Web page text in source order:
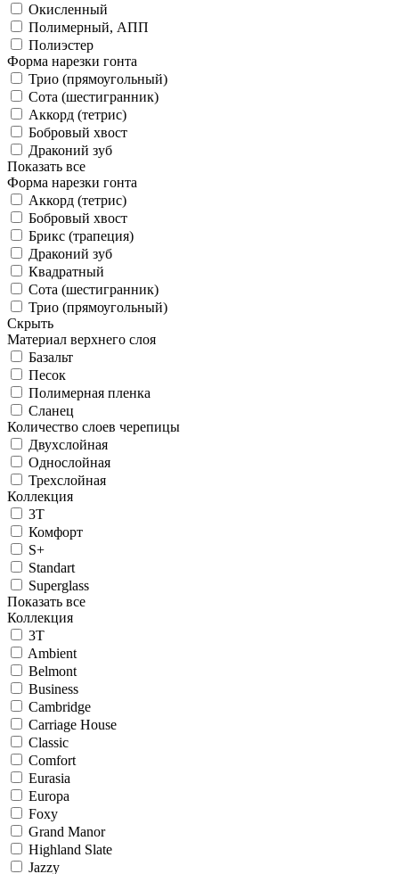
Окисленный
Полимерный, АПП
Полиэстер
Форма нарезки гонта
Трио (прямоугольный)
Сота (шестигранник)
Аккорд (тетрис)
Бобровый хвост
Драконий зуб
Показать все
Форма нарезки гонта
Аккорд (тетрис)
Бобровый хвост
Брикс (трапеция)
Драконий зуб
Квадратный
Сота (шестигранник)
Трио (прямоугольный)
Скрыть
Материал верхнего слоя
Базальт
Песок
Полимерная пленка
Сланец
Количество слоев черепицы
Двухслойная
Однослойная
Трехслойная
Коллекция
3T
Комфорт
S+
Standart
Superglass
Показать все
Коллекция
3T
Ambient
Belmont
Business
Cambridge
Carriage House
Classic
Comfort
Eurasia
Europa
Foxy
Grand Manor
Highland Slate
Jazzy